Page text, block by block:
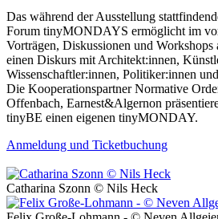
Das während der Ausstellung
Forum tinyMONDAYS ermöglicht im
Vorträgen, Diskussionen und Workshops
einen Diskurs mit Architekt:innen,
Wissenschaftler:innen, Politiker:innen
Die Kooperationspartner Normative
Offenbach, Earnest&Algernon
tinyBE einen eigenen tinyMONDAY.
Anmeldung und Ticketbuchung
Catharina Szonn © Nils Heck